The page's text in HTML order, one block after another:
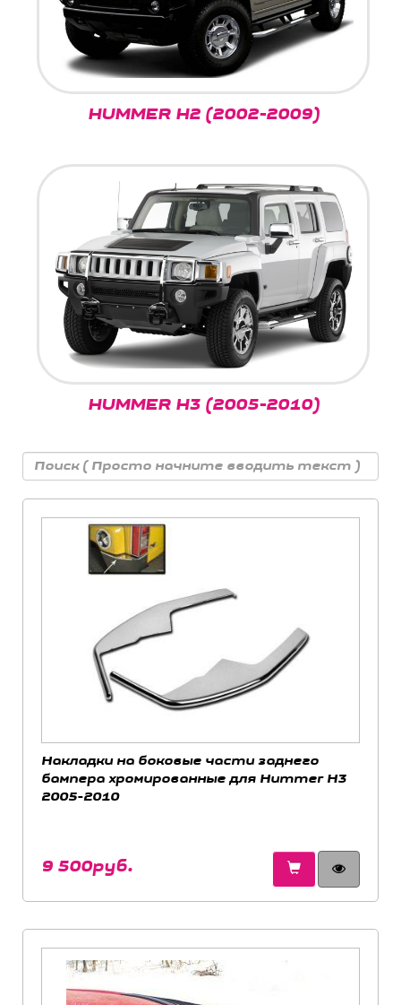
HUMMER H2 (2002-2009)
HUMMER H3 (2005-2010)
Накладки на боковые части заднего
бампера хромированные для Hummer H3
2005-2010
9 500руб.